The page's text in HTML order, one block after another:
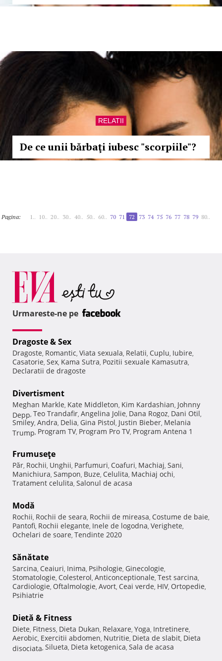
RELATII
De ce unii bărbaţi iubesc "scorpiile"?
Pagina: 1.. 10.. 20.. 30.. 40.. 50.. 60.. 70 71 72 73 74 75 76 77 78 79 80..
Urmareste-ne pe
Dragoste & Sex
Dragoste, Romantic, Viata sexuala, Relatii, Cuplu, Iubire,
Casatorie, Sex, Kama Sutra, Pozitii sexuale Kamasutra,
Declaratii de dragoste
Divertisment
Meghan Markle, Kate Middleton, Kim Kardashian, Johnny
Depp, Teo Trandafir, Angelina Jolie, Dana Rogoz, Dani Otil,
Smiley, Andra, Delia, Gina Pistol, Justin Bieber, Melania
Trump, Program TV, Program Pro TV, Program Antena 1
Frumuseţe
Păr, Rochii, Unghii, Parfumuri, Coafuri, Machiaj, Sani,
Manichiura, Sampon, Buze, Celulita, Machiaj ochi,
Tratament celulita, Salonul de acasa
Modă
Rochii, Rochii de seara, Rochii de mireasa, Costume de baie,
Pantofi, Rochii elegante, Inele de logodna, Verighete,
Ochelari de soare, Tendinte 2020
Sănătate
Sarcina, Ceaiuri, Inima, Psihologie, Ginecologie,
Stomatologie, Colesterol, Anticonceptionale, Test sarcina,
Cardiologie, Oftalmologie, Avort, Ceai verde, HIV, Ortopedie,
Psihiatrie
Dietă & Fitness
Diete, Fitness, Dieta Dukan, Relaxare, Yoga, Intretinere,
Aerobic, Exercitii abdomen, Nutritie, Dieta de slabit, Dieta
disociata, Silueta, Dieta ketogenica, Sala de acasa